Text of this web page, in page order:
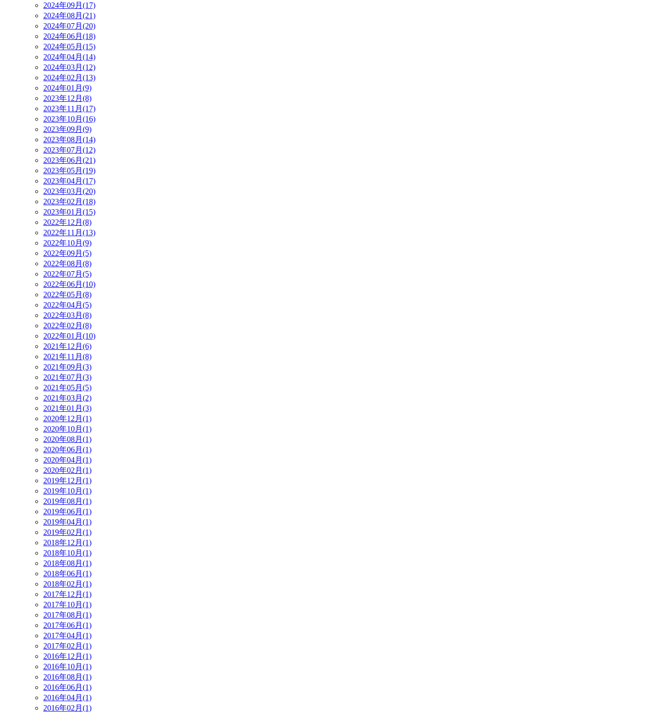
2024年09月(17)
2024年08月(21)
2024年07月(20)
2024年06月(18)
2024年05月(15)
2024年04月(14)
2024年03月(12)
2024年02月(13)
2024年01月(9)
2023年12月(8)
2023年11月(17)
2023年10月(16)
2023年09月(9)
2023年08月(14)
2023年07月(12)
2023年06月(21)
2023年05月(19)
2023年04月(17)
2023年03月(20)
2023年02月(18)
2023年01月(15)
2022年12月(8)
2022年11月(13)
2022年10月(9)
2022年09月(5)
2022年08月(8)
2022年07月(5)
2022年06月(10)
2022年05月(8)
2022年04月(5)
2022年03月(8)
2022年02月(8)
2022年01月(10)
2021年12月(6)
2021年11月(8)
2021年09月(3)
2021年07月(3)
2021年05月(5)
2021年03月(2)
2021年01月(3)
2020年12月(1)
2020年10月(1)
2020年08月(1)
2020年06月(1)
2020年04月(1)
2020年02月(1)
2019年12月(1)
2019年10月(1)
2019年08月(1)
2019年06月(1)
2019年04月(1)
2019年02月(1)
2018年12月(1)
2018年10月(1)
2018年08月(1)
2018年06月(1)
2018年02月(1)
2017年12月(1)
2017年10月(1)
2017年08月(1)
2017年06月(1)
2017年04月(1)
2017年02月(1)
2016年12月(1)
2016年10月(1)
2016年08月(1)
2016年06月(1)
2016年04月(1)
2016年02月(1)